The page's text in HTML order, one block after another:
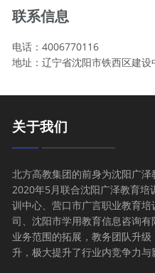
联系信息
电话：4006770116
地址：辽宁省沈阳市铁西区建
关于我们
北方高教集团的前身为沈阳广
2020年5月联合沈阳广泽教育
训中心、营口市广言职业教育
司、沈阳市学用教育信息咨询
业务范围的拓展，教务团队升
升，极大提升了行业内竞争力与